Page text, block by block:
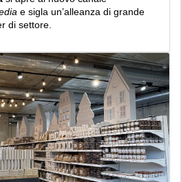
e sigla un’alleanza di grande
di settore.